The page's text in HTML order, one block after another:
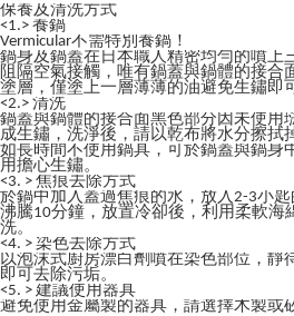
保養及清洗方式
<1.> 養鍋
Vermicular不需特別養鍋！
鍋身及鍋蓋在日本職人精密均勻的噴上
阻隔空氣接觸，唯有鍋蓋與鍋體的接合
塗層，僅塗上一層薄薄的油避免生鏽即
<2.> 清洗
鍋蓋與鍋體的接合面黑色部分因未使用
成生鏽，洗淨後，請以乾布將水分擦拭
如長時間不使用鍋具，可於鍋蓋與鍋身
用擔心生鏽。
<3. > 焦痕去除方式
於鍋中加入蓋過焦痕的水，放入2-3小
沸騰10分鐘，放置冷卻後，利用柔軟海
洗。
<4. > 染色去除方式
以泡沫式廚房漂白劑噴在染色部位，靜
即可去除污垢。
<5. > 建議使用器具
避免使用金屬製的器具，請選擇木製或